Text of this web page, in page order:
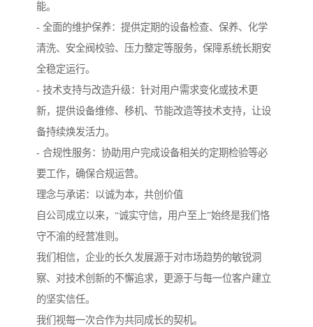
能。
- 全面的维护保养：提供定期的设备检查、保养、化学
清洗、安全阀校验、压力整定等服务，保障系统长期安
全稳定运行。
- 技术支持与改造升级：针对用户需求变化或技术更
新，提供设备维修、移机、节能改造等技术支持，让设
备持续焕发活力。
- 合规性服务：协助用户完成设备相关的定期检验等必
要工作，确保合规运营。
理念与承诺：以诚为本，共创价值
自公司成立以来，“诚实守信，用户至上”始终是我们恪
守不渝的经营准则。
我们相信，企业的长久发展源于对市场趋势的敏锐洞
察、对技术创新的不懈追求，更源于与每一位客户建立
的坚实信任。
我们视每一次合作为共同成长的契机。